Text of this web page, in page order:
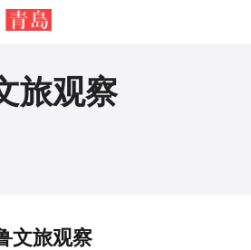
旅观察
文旅观察